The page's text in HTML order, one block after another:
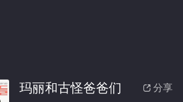
 分享
玛丽和古怪爸爸们